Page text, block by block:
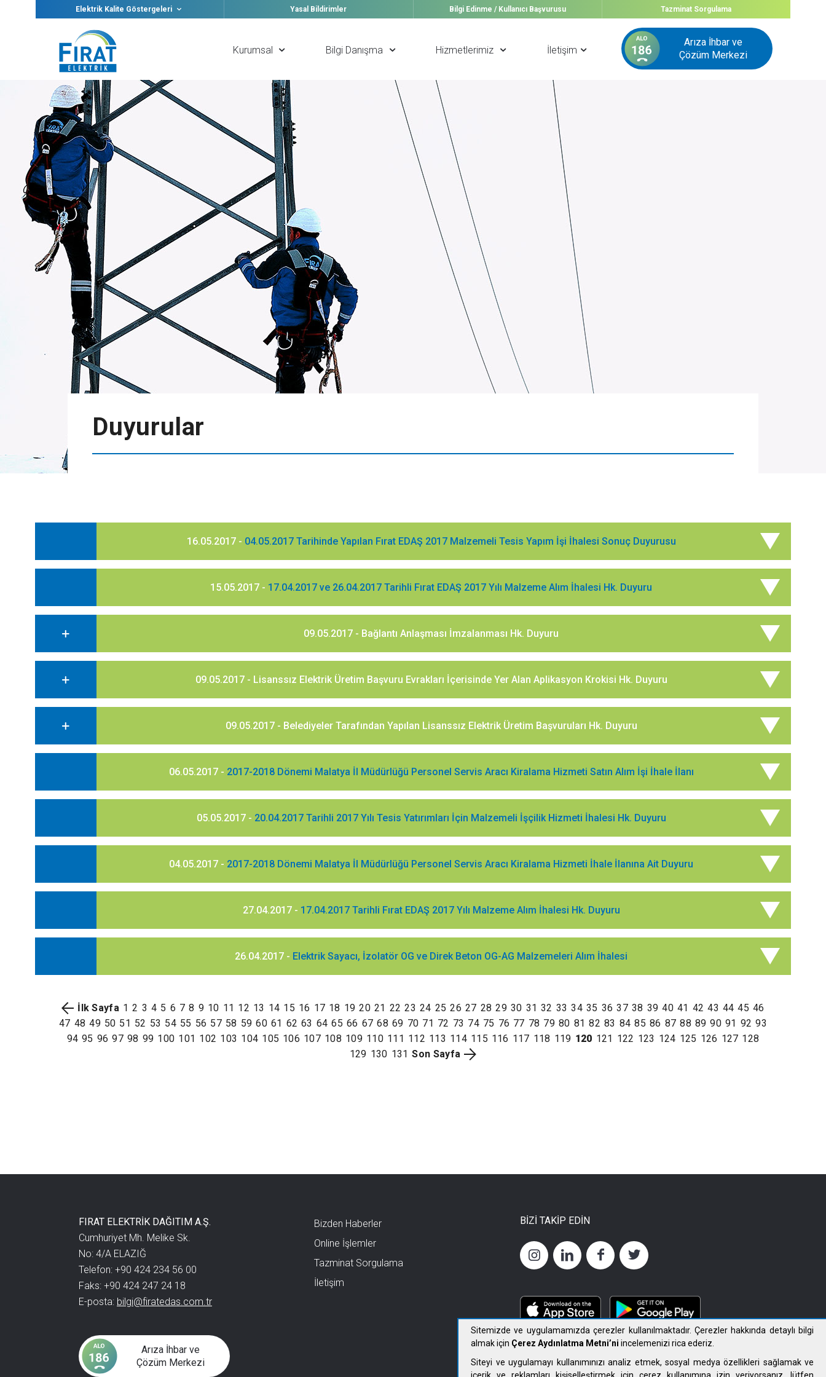
Elektrik Kalite Göstergeleri Yasal Bildirimler Bilgi Edinme / Kullanıcı Başvurusu Tazminat Sorgulama
Kurumsal Bilgi Danışma Hizmetlerimiz İletişim
Arıza İhbar ve
Çözüm Merkezi
Duyurular
16.05.2017 - 04.05.2017 Tarihinde Yapılan Fırat EDAŞ 2017 Malzemeli Tesis Yapım İşi İhalesi Sonuç Duyurusu
15.05.2017 - 17.04.2017 ve 26.04.2017 Tarihli Fırat EDAŞ 2017 Yılı Malzeme Alım İhalesi Hk. Duyuru
09.05.2017 - Bağlantı Anlaşması İmzalanması Hk. Duyuru
09.05.2017 - Lisanssız Elektrik Üretim Başvuru Evrakları İçerisinde Yer Alan Aplikasyon Krokisi Hk. Duyuru
09.05.2017 - Belediyeler Tarafından Yapılan Lisanssız Elektrik Üretim Başvuruları Hk. Duyuru
06.05.2017 - 2017-2018 Dönemi Malatya İl Müdürlüğü Personel Servis Aracı Kiralama Hizmeti Satın Alım İşi İhale İlanı
05.05.2017 - 20.04.2017 Tarihli 2017 Yılı Tesis Yatırımları İçin Malzemeli İşçilik Hizmeti İhalesi Hk. Duyuru
04.05.2017 - 2017-2018 Dönemi Malatya İl Müdürlüğü Personel Servis Aracı Kiralama Hizmeti İhale İlanına Ait Duyuru
27.04.2017 - 17.04.2017 Tarihli Fırat EDAŞ 2017 Yılı Malzeme Alım İhalesi Hk. Duyuru
26.04.2017 - Elektrik Sayacı, İzolatör OG ve Direk Beton OG-AG Malzemeleri Alım İhalesi
İlk Sayfa 1 2 3 4 5 6 7 8 9 10 11 12 13 14 15 16 17 18 19 20 21 22 23 24 25 26 27 28 29 30 31 32 33 34 35 36 37 38 39 40 41 42 43 44 45 46
47 48 49 50 51 52 53 54 55 56 57 58 59 60 61 62 63 64 65 66 67 68 69 70 71 72 73 74 75 76 77 78 79 80 81 82 83 84 85 86 87 88 89 90 91 92 93
94 95 96 97 98 99 100 101 102 103 104 105 106 107 108 109 110 111 112 113 114 115 116 117 118 119 120 121 122 123 124 125 126 127 128
129 130 131 Son Sayfa
FIRAT ELEKTRİK DAĞITIM A.Ş.
Cumhuriyet Mh. Melike Sk.
No: 4/A ELAZIĞ
Telefon: +90 424 234 56 00
Faks: +90 424 247 24 18
E-posta: bilgi@firatedas.com.tr
Bizden Haberler
Online İşlemler
Tazminat Sorgulama
İletişim
BİZİ TAKİP EDİN
Arıza İhbar ve
Çözüm Merkezi
Sitemizde ve uygulamamızda çerezler kullanılmaktadır. Çerezler hakkında detaylı bilgi
almak için Çerez Aydınlatma Metni’ni incelemenizi rica ederiz.
Siteyi ve uygulamayı kullanımınızı analiz etmek, sosyal medya özellikleri sağlamak ve